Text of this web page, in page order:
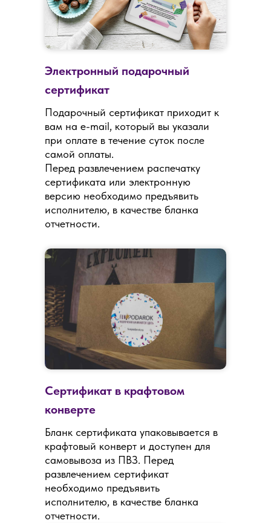
Электронный подарочный
сертификат
Подарочный сертификат приходит к
вам на e-mail, который вы указали
при оплате в течение суток после
самой оплаты.
Перед развлечением распечатку
сертификата или электронную
версию необходимо предъявить
исполнителю, в качестве бланка
отчетности.
Сертификат в крафтовом
конверте
Бланк сертификата упаковывается в
крафтовый конверт и доступен для
самовывоза из ПВЗ. Перед
развлечением сертификат
необходимо предъявить
исполнителю, в качестве бланка
отчетности.